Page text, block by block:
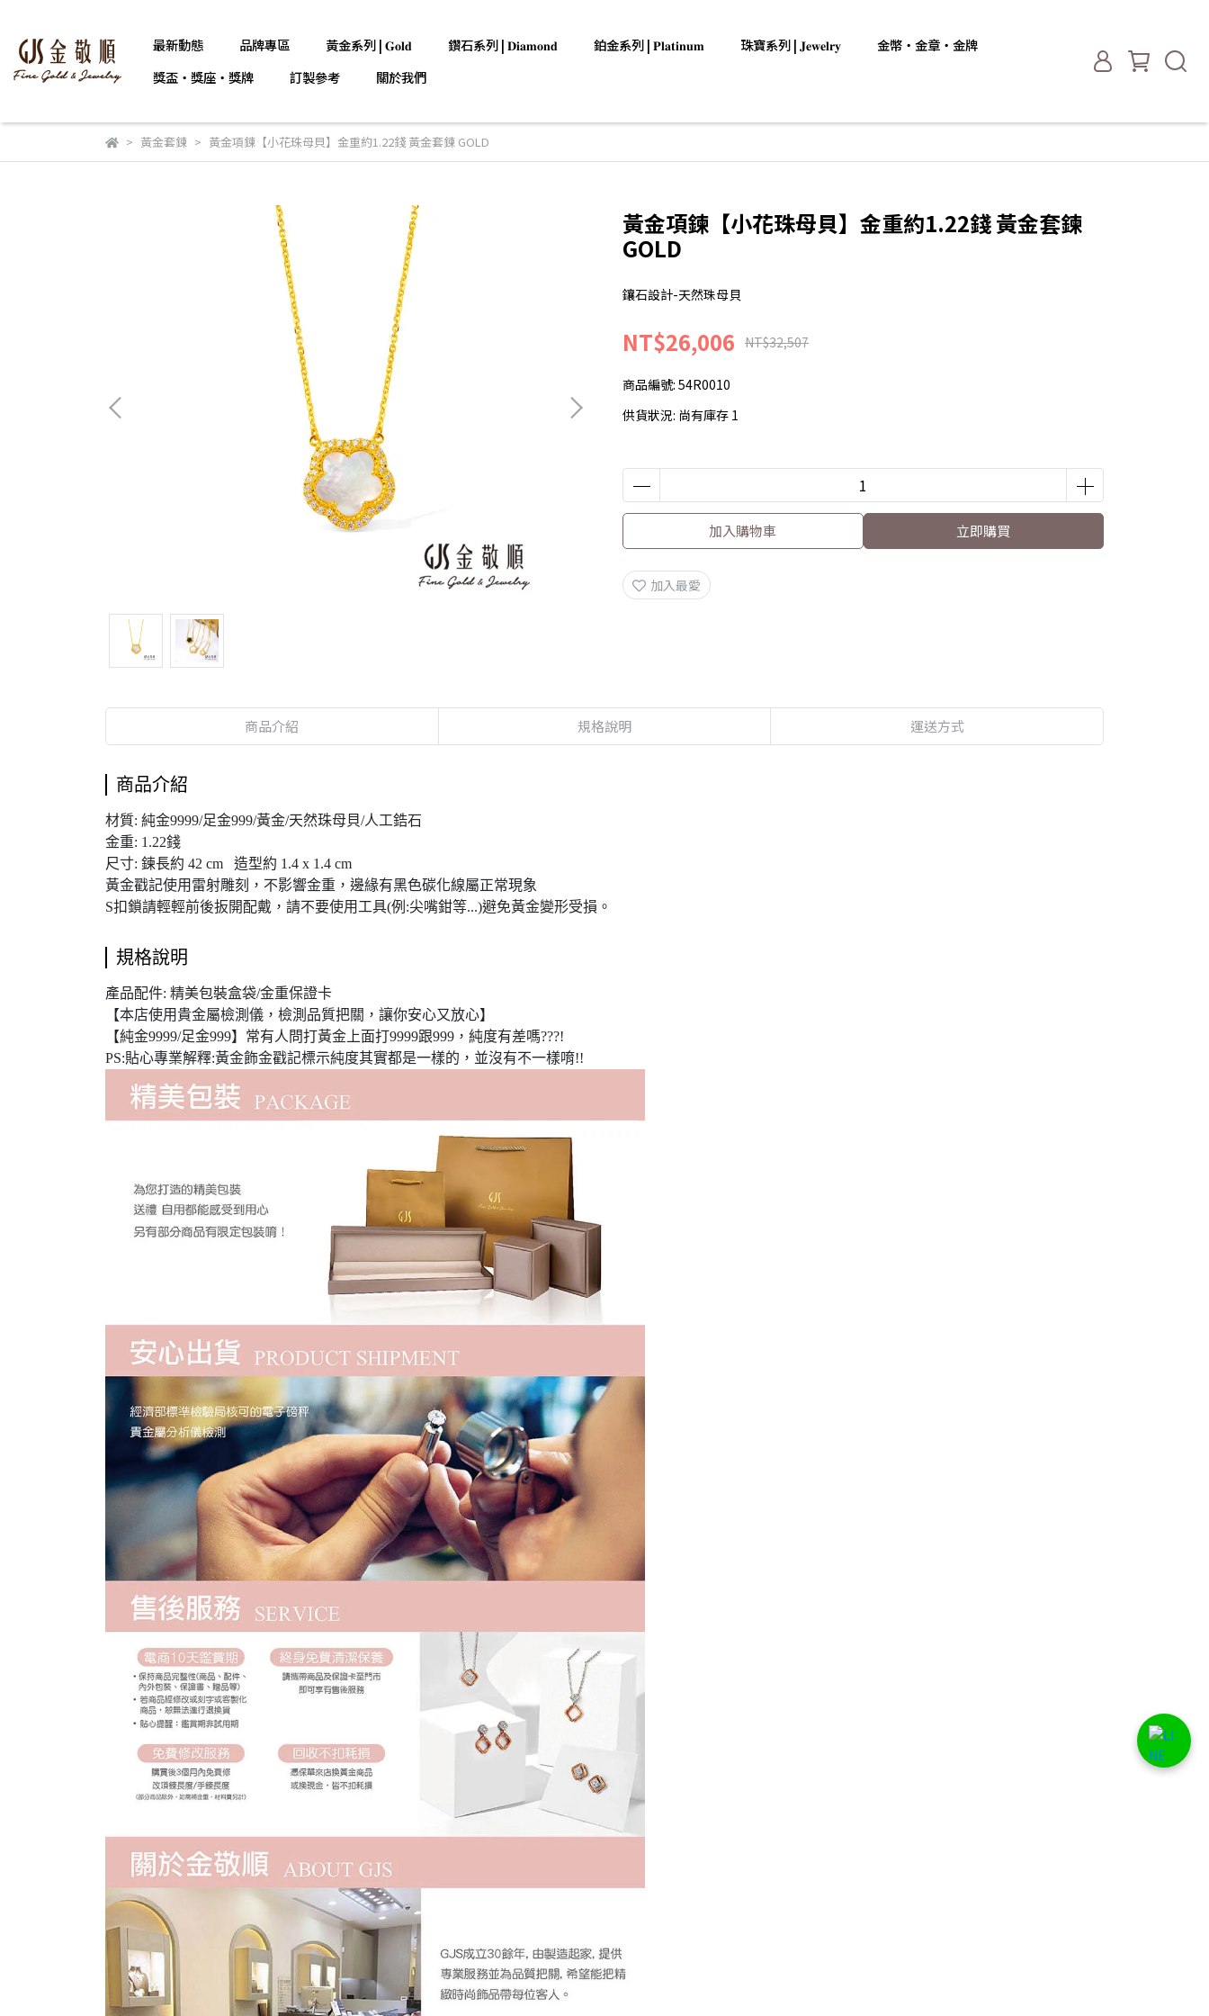
最新動態 品牌專區 黃金系列 | 𝐆𝐨𝐥𝐝 鑽石系列 | 𝐃𝐢𝐚𝐦𝐨𝐧𝐝 鉑金系列 | 𝐏𝐥𝐚𝐭𝐢𝐧𝐮𝐦 珠寶系列 | 𝐉𝐞𝐰𝐞𝐥𝐫𝐲
金幣・金章・金牌
獎盃・獎座・獎牌
訂製參考 關於我們
黃金套鍊 黃金項鍊【小花珠母貝】金重約1.22錢 黃金套鍊 GOLD
黃金項鍊【小花珠母貝】金重約1.22錢 黃金套鍊
GOLD
鑲石設計-天然珠母貝
NT$26,006 NT$32,507
商品編號: 54R0010
供貨狀況: 尚有庫存 1
加入購物車 立即購買
加入最愛
商品介紹 規格說明 運送方式
商品介紹
材質: 純金9999/足金999/黃金/天然珠母貝/人工鋯石
金重: 1.22錢
尺寸: 鍊長約 42 cm 造型約 1.4 x 1.4 cm
黃金戳記使用雷射雕刻，不影響金重，邊緣有黑色碳化線屬正常現象
S扣鎖請輕輕前後扳開配戴，請不要使用工具(例:尖嘴鉗等...)避免黃金變形受損。
規格說明
產品配件: 精美包裝盒袋/金重保證卡
【本店使用貴金屬檢測儀，檢測品質把關，讓你安心又放心】
【純金9999/足金999】常有人問打黃金上面打9999跟999，純度有差嗎???!
PS:貼心專業解釋:黃金飾金戳記標示純度其實都是一樣的，並沒有不一樣唷!!